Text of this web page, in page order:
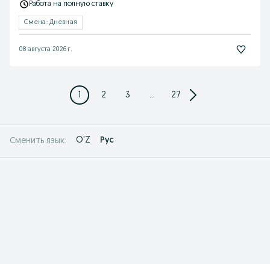
Работа на полную ставку
Смена: Дневная
08 августа 2026 г.
1 2 3 ... 27
Сменить язык: O'Z Рус